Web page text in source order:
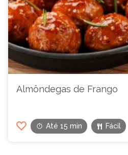
Almôndegas de Frango
Até 15 min Fácil